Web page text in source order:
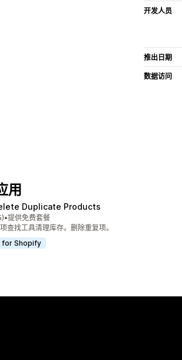
开发人员
推出日期
数据访问
用
Duplicate Products
分 5 星）
评论
•提供免费套餐
查找工具清理库存。删除重复项。
for Shopify